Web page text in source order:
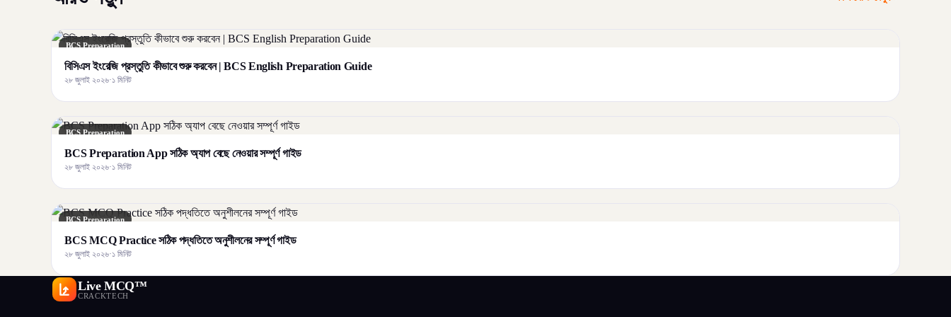
BCS Preparation
বিসিএস ইংরেজি প্রস্তুতি কীভাবে শুরু করবেন | BCS English Preparation Guide
২৮ জুলাই ২০২৬·১ মিনিট
BCS Preparation
BCS Preparation App সঠিক অ্যাপ বেছে নেওয়ার সম্পূর্ণ গাইড
২৮ জুলাই ২০২৬·১ মিনিট
BCS Preparation
BCS MCQ Practice সঠিক পদ্ধতিতে অনুশীলনের সম্পূর্ণ গাইড
২৮ জুলাই ২০২৬·১ মিনিট
Live MCQ™
CRACKTECH